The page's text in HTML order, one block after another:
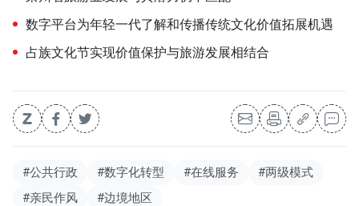
数字平台为年轻一代了解和传播传统文化价值拓展机遇
占族文化节实现价值保护与旅游发展相结合
#公共行政 #数字化转型 #在线服务
#两级模式
#亲民作风
#边境地区